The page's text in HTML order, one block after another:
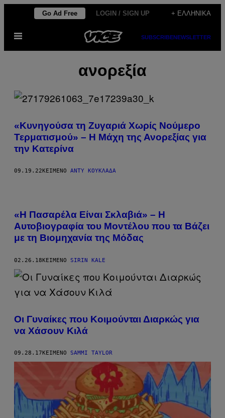
Μετάβαση
περιεχόμενο
Go Ad Free LOGIN / SIGN UP + ΕΛΛΗΝΙΚΆ
Ανοίξτε
μενού
SUBSCRIBENEWSLETTER
ανορεξία
«Κυνηγούσα τη Ζυγαριά Χωρίς Νούμερο
Τερματισμού» – Η Μάχη της Ανορεξίας για
την Κατερίνα
09.19.22 ΚΕΊΜΕΝΟ ΆΝΤΥ ΚΟΥΚΛΆΔΑ
«Η Πασαρέλα Είναι Σκλαβιά» – Η
Αυτοβιογραφία του Μοντέλου που τα Βάζει
με τη Βιομηχανία της Μόδας
02.26.18ΚΕΊΜΕΝΟ SIRIN KALE
Οι Γυναίκες που Κοιμούνται Διαρκώς για
να Χάσουν Κιλά
09.28.17 ΚΕΊΜΕΝΟ SAMMI TAYLOR